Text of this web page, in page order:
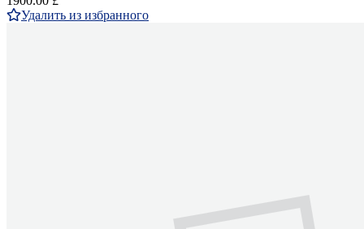
Удалить из избранного